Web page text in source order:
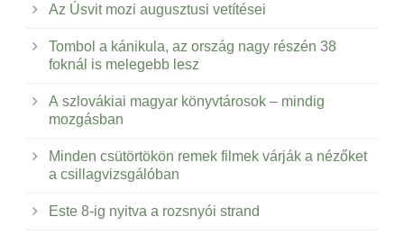
Az Úsvit mozi augusztusi vetítései
Tombol a kánikula, az ország nagy részén 38
foknál is melegebb lesz
A szlovákiai magyar könyvtárosok – mindig
mozgásban
Minden csütörtökön remek filmek várják a nézőket
a csillagvizsgálóban
Este 8-ig nyitva a rozsnyói strand